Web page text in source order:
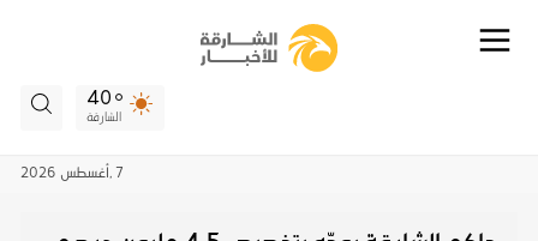
40
الشارقة
7 , أغسطس 2026